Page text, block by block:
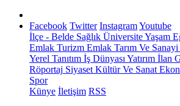
Facebook Twitter InstagramYoutube
İlçe - Belde Sağlık ÜniversiteYaşam
Emlak Turizm Emlak Tarım Ve Sanayi
Yerel Tanıtım İş Dünyası Yatırım İlan
Röportaj Siyaset Kültür Ve Sanat
Spor
Künye İletişim RSS